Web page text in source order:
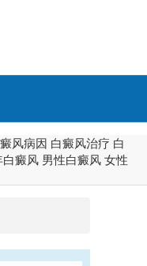
风病因 白癜风治疗 白
白癜风 男性白癜风 女性